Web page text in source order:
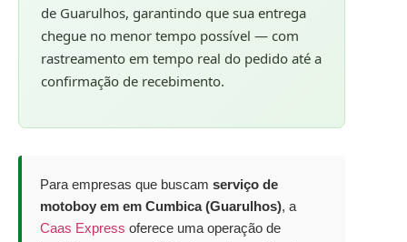
de Guarulhos, garantindo que sua entrega
chegue no menor tempo possível — com
rastreamento em tempo real do pedido até a
confirmação de recebimento.
Para empresas que buscam serviço de
motoboy em em Cumbica (Guarulhos), a
Caas Express oferece uma operação de